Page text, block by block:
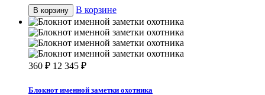
В корзину В корзине
360 ₽ 12 345 ₽
Блокнот именной заметки охотника